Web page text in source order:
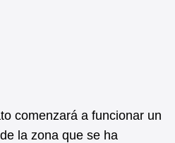
comenzará a funcionar un
la zona que se ha